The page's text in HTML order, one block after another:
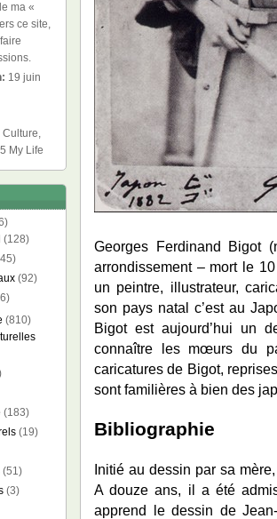
Georges Ferdinand
arrondissement – mort le
un peintre, illustrateur,
son pays natal c’est au
Bigot est aujourd’hui un
connaître les mœurs du
caricatures de Bigot,
sont familières à bien des
Bibliographie
Initié au dessin par sa
A douze ans, il a été
apprend le dessin de
ma «
ce site,
19 juin
Culture,
My Life
(128)
(92)
(810)
(183)
(19)
(51)
(3)